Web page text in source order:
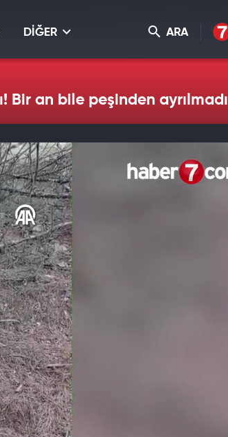
DİĞER ARA
Bir an bile peşinden ayrılmadı